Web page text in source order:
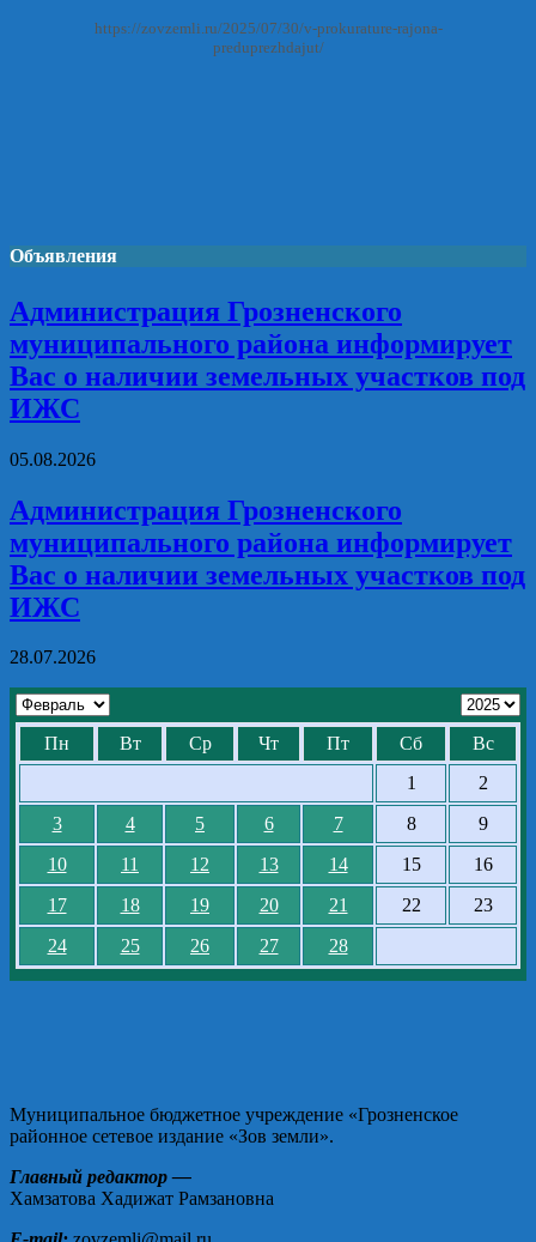
https://zovzemli.ru/2025/07/30/v-prokurature-rajona-
preduprezhdajut/
Объявления
Администрация Грозненского
муниципального района информирует
Вас о наличии земельных участков под
ИЖС
05.08.2026
Администрация Грозненского
муниципального района информирует
Вас о наличии земельных участков под
ИЖС
28.07.2026
Пн Вт Ср Чт Пт Сб
Вс
1
2
3
4 5 6 7 8
9
10
11 12 13 14 15
16
17
18 19 20 21 22
23
24
25 26 27 28
Муниципальное бюджетное учреждение «Грозненское
районное сетевое издание «Зов земли».
Главный редактор —
Хамзатова Хадижат Рамзановна